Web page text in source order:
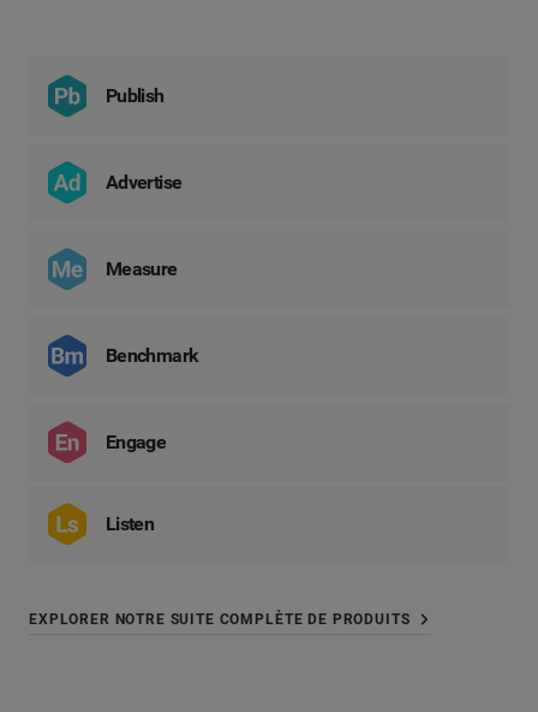
Publish
Advertise
Measure
Benchmark
Engage
Listen
EXPLORER NOTRE SUITE COMPLÈTE DE PRODUITS